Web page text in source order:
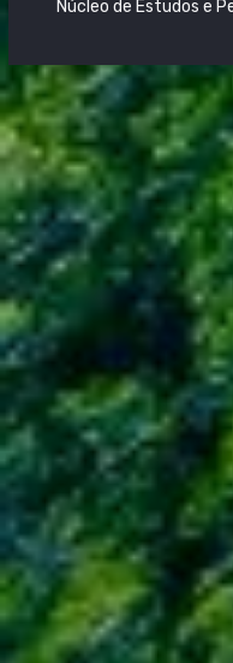
Núcleo de Estudos e